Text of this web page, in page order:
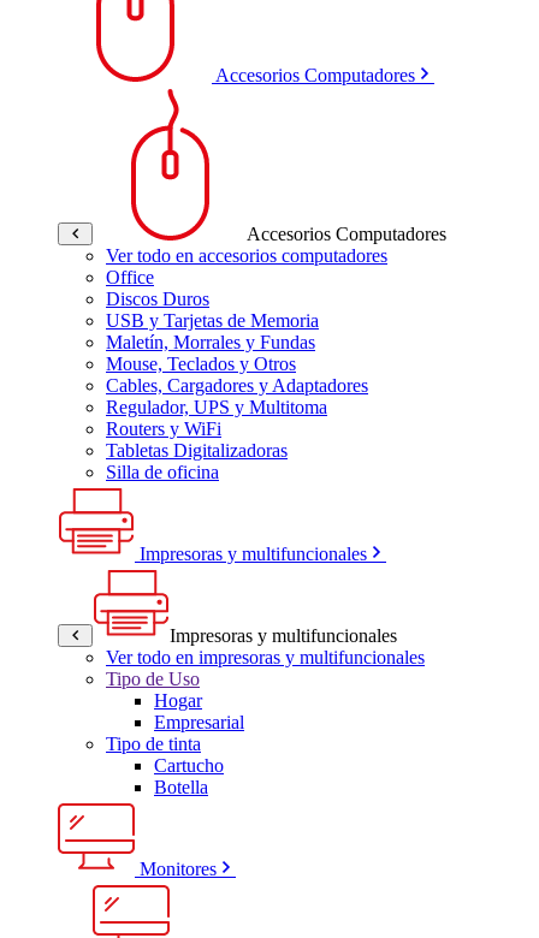
Accesorios Computadores
Accesorios Computadores
Ver todo en accesorios computadores
Office
Discos Duros
USB y Tarjetas de Memoria
Maletín, Morrales y Fundas
Mouse, Teclados y Otros
Cables, Cargadores y Adaptadores
Regulador, UPS y Multitoma
Routers y WiFi
Tabletas Digitalizadoras
Silla de oficina
Impresoras y multifuncionales
Impresoras y multifuncionales
Ver todo en impresoras y multifuncionales
Tipo de Uso
Hogar
Empresarial
Tipo de tinta
Cartucho
Botella
Monitores